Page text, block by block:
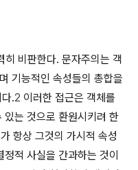
비판한다. 문자주의는 객
기능적인 속성들의 총합을
.2 이러한 접근은 객체를
는 것으로 환원시키려 한
항상 그것의 가시적 속성
적 사실을 간과하는 것이